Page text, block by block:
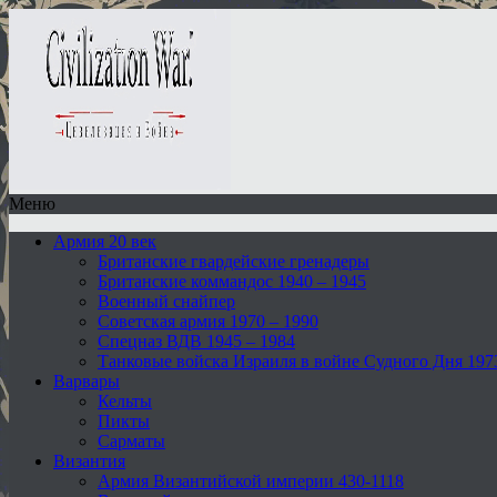
Меню
Армия 20 век
Британские гвардейские гренадеры
Британские коммандос 1940 – 1945
Военный снайпер
Советская армия 1970 – 1990
Спецназ ВДВ 1945 – 1984
Танковые войска Израиля в войне Судного Дня
Варвары
Кельты
Пикты
Сарматы
Византия
Армия Византийской империи 430-1118